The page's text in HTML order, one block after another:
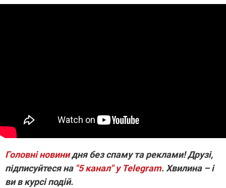
Головні новинидня без спаму та реклами! Друзі,
підписуйтеся на "5 канал" у Telegram. Хвилина – і
ви в курсі подій.